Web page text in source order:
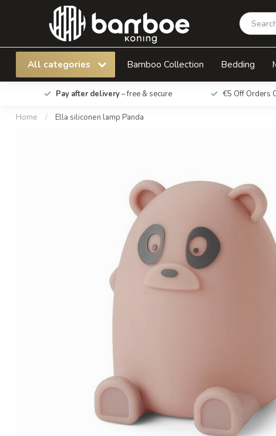
All categories Bamboo Collection Bedding
Pay after delivery– free & secure €5 Off Orders
Home / Ella siliconen lamp Panda
Ella siliconen lamp Panda